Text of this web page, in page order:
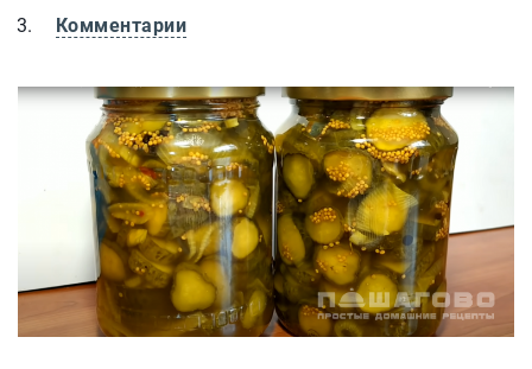
Комментарии
Огурцы пикули на зиму